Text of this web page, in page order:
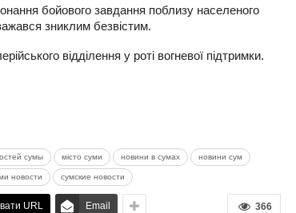
бойового завдання поблизу населеного
зниклим безвістим.
відділення у роті вогневої підтримки.
сумы місто суми новини в сумах новини сум
новости сумские новости
366
URL Email